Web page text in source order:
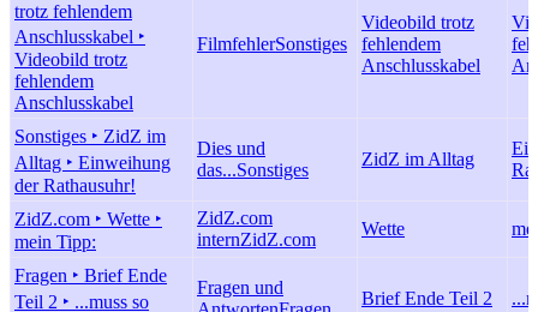
trotz fehlendem
Anschlusskabel ‣
Videobild trotz
fehlendem
Anschlusskabel
FilmfehlerSonstiges
Videobild trotz
fehlendem
Anschlusskabel
Sonstiges ‣ ZidZ im
Alltag ‣ Einweihung
der Rathausuhr!
Dies und
das...Sonstiges
ZidZ im Alltag
ZidZ.com ‣ Wette ‣
mein Tipp:
ZidZ.com
internZidZ.com
Wette
Fragen ‣ Brief Ende
Teil 2 ‣ ...muss so
Fragen und
Brief Ende Teil 2